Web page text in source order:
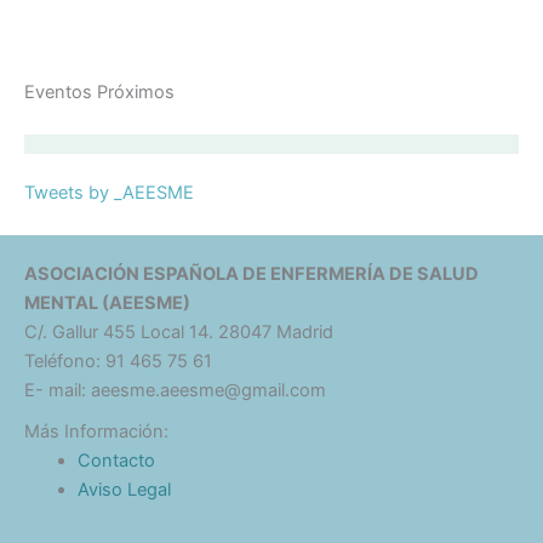
Eventos Próximos
Tweets by _AEESME
ASOCIACIÓN ESPAÑOLA DE ENFERMERÍA DE SALUD
MENTAL (AEESME)
C/. Gallur 455 Local 14. 28047 Madrid
Teléfono: 91 465 75 61
E- mail: aeesme.aeesme@gmail.com
Más Información:
Contacto
Aviso Legal